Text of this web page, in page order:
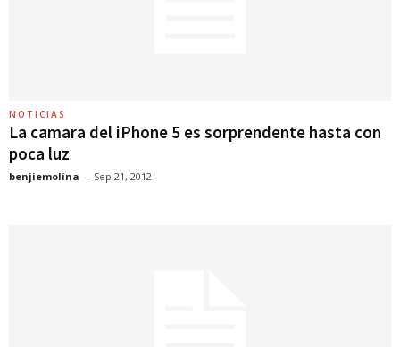
NOTICIAS
La camara del iPhone 5 es sorprendente hasta con
poca luz
benjiemolina - Sep 21, 2012